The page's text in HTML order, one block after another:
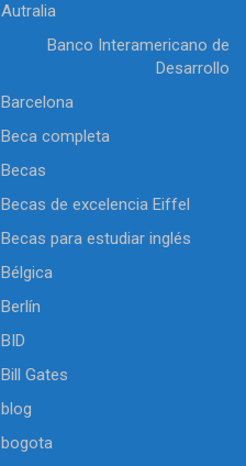
Autralia
Banco Interamericano de
Desarrollo
Barcelona
Beca completa
Becas
Becas de excelencia Eiffel
Becas para estudiar inglés
Bélgica
Berlín
BID
Bill Gates
blog
bogota